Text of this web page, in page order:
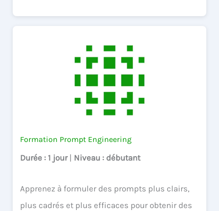
Formation Prompt Engineering
Durée : 1 jour | Niveau : débutant
Apprenez à formuler des prompts plus clairs,
plus cadrés et plus efficaces pour obtenir des